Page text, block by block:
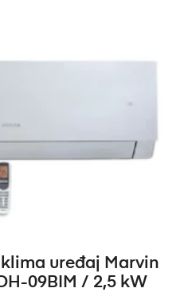
KOŠARICUuređaj Marvin
09BIM / 2,5 kW